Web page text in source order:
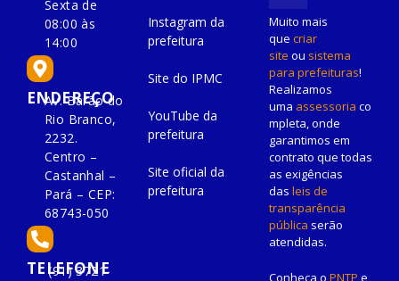
Sexta de
08:00 às
14:00
ENDEREÇO
Av. Barão do
Rio Branco,
2232.
Centro –
Castanhal –
Pará – CEP:
68743-050
TELEFONE
(91) 3721-
Instagram da
prefeitura
Site do IPMC
YouTube da
prefeitura
Site oficial da
prefeitura
Muito mais
que criar
site ou sistema
para prefeituras!
Realizamos
uma assessoria co
mpleta, onde
garantimos em
contrato que todas
as exigências
das leis de
transparência
pública serão
atendidas.
Conheça o PNTP e